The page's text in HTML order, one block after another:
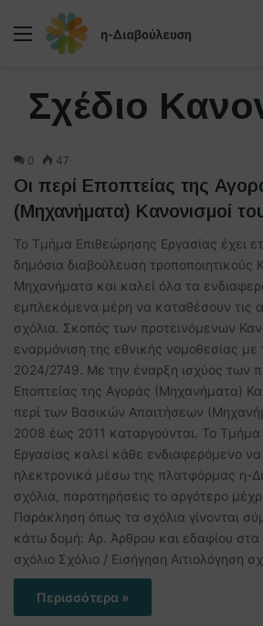
Μενού
Σχέδιο
0 47
Οι περί Εποπτείας της
(Μηχανήματα) Κανονισμοί
Το Τμήμα Επιθεώρησης Εργασίας έχει
δημόσια διαβούλευση τροποποιητικούς
Μηχανήματα και καλεί όλα τα
εμπλεκόμενα μέρη να καταθέσουν τις
σχόλια. Σκοπός των προτεινόμενων
εναρμόνιση της εθνικής νομοθεσίας με
2024/2749. Με την έναρξη ισχύος των
Εποπτείας της Αγοράς (Μηχανήματα)
περί των Βασικών Απαιτήσεων
2008 έως 2011 καταργούνται. Το
Εργασίας καλεί κάθε ενδιαφερόμενο να
ηλεκτρονικά μέσω της πλατφόρμας η-
σχόλια, παρατηρήσεις το αργότερο
Παράκληση όπως τα σχόλια γίνονται
κάτω δομή: Αρ. Άρθρου και εδαφίου στα
σχόλιο Σχόλιο / Εισήγηση Αιτιολόγηση
Περισσότερα »